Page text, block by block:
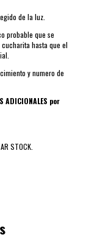
de la luz.
probable que se
hasta que el
y numero de
ADICIONALES por
STOCK.